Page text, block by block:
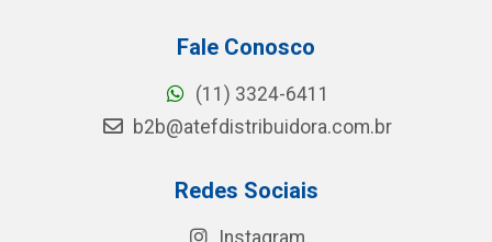
Fale Conosco
(11) 3324-6411
b2b@atefdistribuidora.com.br
Redes Sociais
Instagram